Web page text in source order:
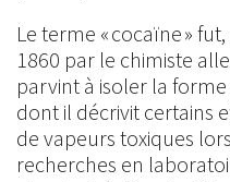
Le terme « cocaïne »
1860 par le chimiste
parvint à isoler la
dont il décrivit certains
de vapeurs toxiques
recherches en